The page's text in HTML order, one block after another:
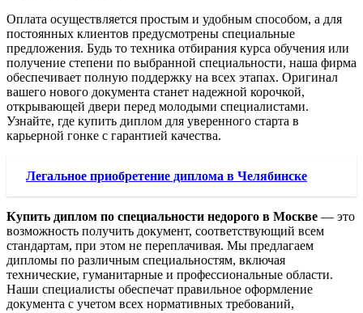
Оплата осуществляется простым и удобным способом, а для
постоянных клиентов предусмотрены специальные
предложения. Будь то техника отбирания курса обучения или
получение степени по выбранной специальности, наша фирма
обеспечивает полную поддержку на всех этапах. Оригинал
вашего нового документа станет надежной корочкой,
открывающей двери перед молодыми специалистами.
Узнайте, где купить диплом для уверенного старта в
карьерной гонке с гарантией качества.
Легальное приобретение диплома в Челябинске
Купить диплом по специальности недорого в Москве — это
возможность получить документ, соответствующий всем
стандартам, при этом не переплачивая. Мы предлагаем
дипломы по различным специальностям, включая
технические, гуманитарные и профессиональные области.
Наши специалисты обеспечат правильное оформление
документа с учетом всех нормативных требований,